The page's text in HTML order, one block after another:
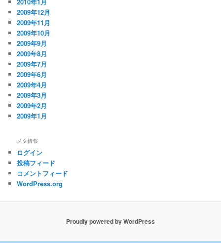
2009年12月
2009年11月
2009年10月
2009年9月
2009年8月
2009年7月
2009年6月
2009年4月
2009年3月
2009年2月
2009年1月
メタ情報
ログイン
投稿フィード
コメントフィード
WordPress.org
Proudly powered by WordPress